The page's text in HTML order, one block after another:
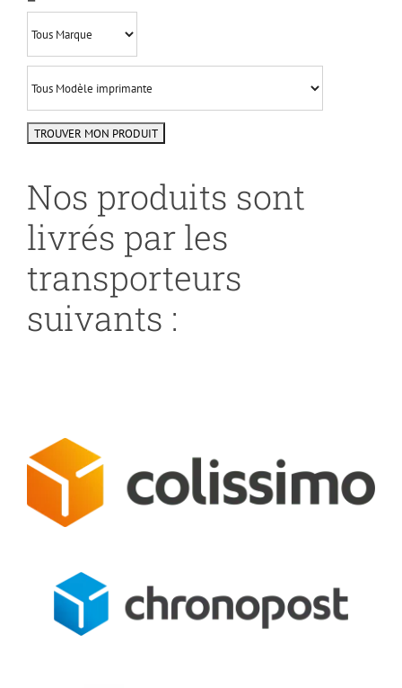
Nos produits sont
livrés par les
transporteurs
suivants :